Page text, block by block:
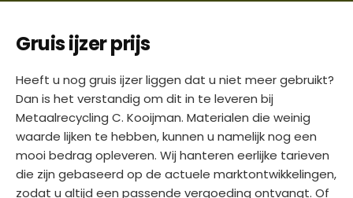
Gruis ijzer prijs
Heeft u nog gruis ijzer liggen dat u niet meer gebruikt?
Dan is het verstandig om dit in te leveren bij
Metaalrecycling C. Kooijman. Materialen die weinig
waarde lijken te hebben, kunnen u namelijk nog een
mooi bedrag opleveren. Wij hanteren eerlijke tarieven
die zijn gebaseerd op de actuele marktontwikkelingen,
zodat u altijd een passende vergoeding ontvangt. Of